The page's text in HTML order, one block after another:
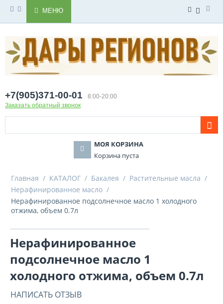
МЕНЮ
+7(905)371-00-01
8:00-20:00
Заказать обратный звонок
МОЯ КОРЗИНА
Корзина пуста
Главная / КАТАЛОГ / Бакалея / Растительные масла /
Нерафинированное масло /
Нерафинированное подсолнечное масло 1 холодного
отжима, объем 0.7л
Нерафинированное
подсолнечное масло 1
холодного отжима, объем 0.7л
НАПИСАТЬ ОТЗЫВ